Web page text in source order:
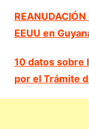
EEUU en
10 datos sobre
por el Trámite